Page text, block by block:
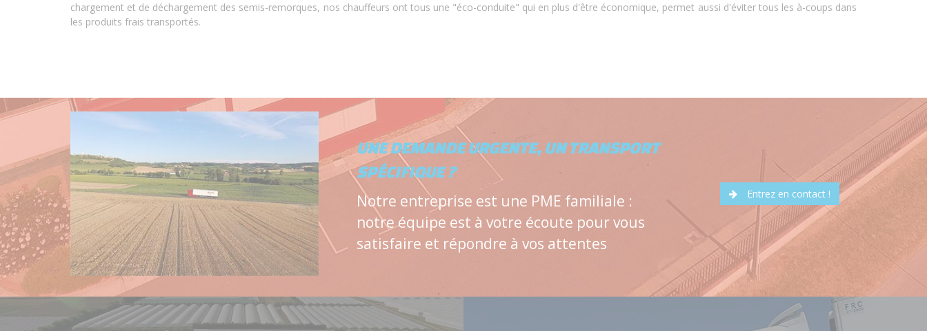
chargement et de déchargement des semis-remorques, nos chauffeurs ont tous une "éco-conduite" qui en plus d'être économique, permet aussi d'éviter tous les à-coups dans
les produits frais transportés.
UNE DEMANDE URGENTE, UN TRANSPORT
SPÉCIFIQUE ?
Notre entreprise est une PME familiale :
notre équipe est à votre écoute pour vous
satisfaire et répondre à vos attentes
Entrez en contact !